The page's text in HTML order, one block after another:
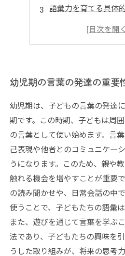
語彙力を育てる具体
親と教育者の協力が
幼児期の言葉の発達の重要
幼児期は、子どもの言葉の発達
期です。この時期、子どもは周
の言葉として使い始めます。言
己表現や他者とのコミュニケー
うになります。このため、親や
触れる機会を増やすことが重要
の読み聞かせや、日常会話の中
使うことで、子どもたちの語彙
また、遊びを通じて言葉を学ぶ
法であり、子どもたちの興味を
うした取り組みが、将来の思考